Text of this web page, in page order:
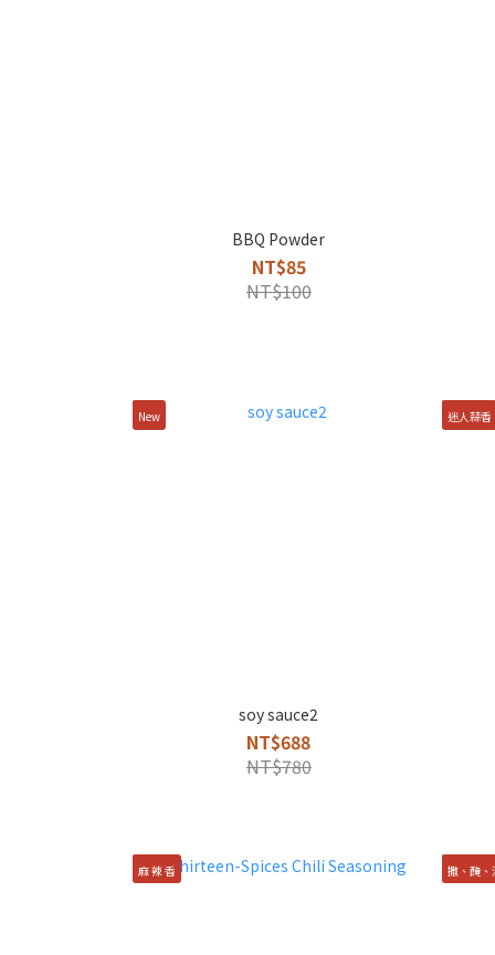
BBQ Powder
NT$85
NT$100
New
soy sauce2
NT$688
NT$780
迷人蒜香
麻 辣 香 撒、醃、